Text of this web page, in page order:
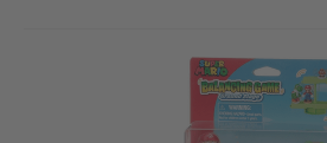
Zum Ende der Bildgalerie springen